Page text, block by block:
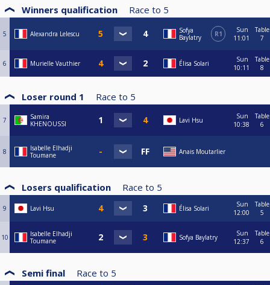
Winners qualification Race to 5
5 Alexandra Lelescu
Sofya
Baylatry
R1
Sun
11:01
Table
7
6 Murielle Vauthier Élisa Solari
Sun
10:11
Table
8
Loser round 1 Race to 5
7
Samira
KHENOUSSI
Lavi Hsu
Sun
10:38
Table
6
8
Isabelle Elhadji
Toumane
Anais Moutarlier
Losers qualification Race to 5
9 Lavi Hsu Élisa Solari
Sun
12:00
Table
5
10
Isabelle Elhadji
Toumane
Sofya Baylatry
Sun
12:37
Table
6
Semi final Race to 5